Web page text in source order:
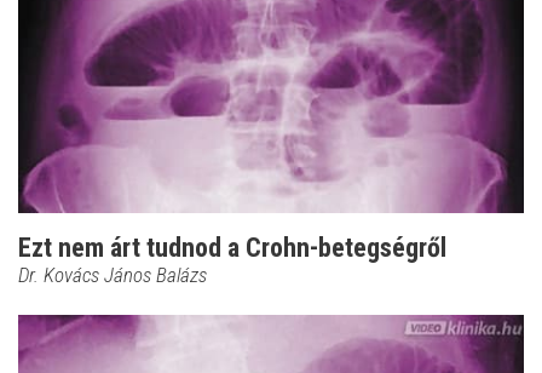
Ezt nem árt tudnod a Crohn-betegségről
Dr. Kovács János Balázs